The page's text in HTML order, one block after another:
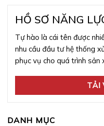
HỒ SƠ NĂNG
Tự hào là cái tên được
nhu cầu đầu tư hệ thống
phục vụ cho quá trình sản
TẢI
DANH MỤC